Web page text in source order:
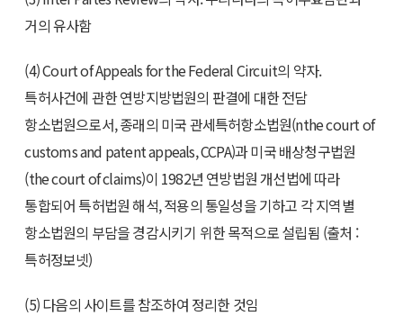
거의 유사함
(4) Court of Appeals for the Federal Circuit의 약자.
특허사건에 관한 연방지방법원의 판결에 대한 전담
항소법원으로서, 종래의 미국 관세특허항소법원(nthe court of
customs and patent appeals, CCPA)과 미국 배상청구법원
(the court of claims)이 1982년 연방법원 개선법에 따라
통합되어 특허법원 해석, 적용의 통일성을 기하고 각 지역별
항소법원의 부담을 경감시키기 위한 목적으로 설립됨 (출처 :
특허정보넷)
(5) 다음의 사이트를 참조하여 정리한 것임